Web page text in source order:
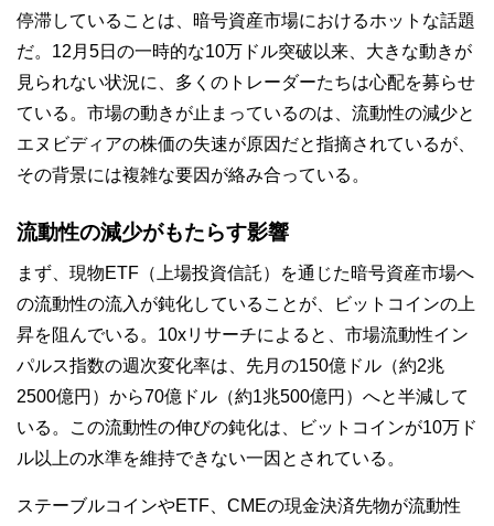
停滞していることは、暗号資産市場におけるホットな話題
だ。12月5日の一時的な10万ドル突破以来、大きな動きが
見られない状況に、多くのトレーダーたちは心配を募らせ
ている。市場の動きが止まっているのは、流動性の減少と
エヌビディアの株価の失速が原因だと指摘されているが、
その背景には複雑な要因が絡み合っている。
流動性の減少がもたらす影響
まず、現物ETF（上場投資信託）を通じた暗号資産市場へ
の流動性の流入が鈍化していることが、ビットコインの上
昇を阻んでいる。10xリサーチによると、市場流動性イン
パルス指数の週次変化率は、先月の150億ドル（約2兆
2500億円）から70億ドル（約1兆500億円）へと半減して
いる。この流動性の伸びの鈍化は、ビットコインが10万ド
ル以上の水準を維持できない一因とされている。
ステーブルコインやETF、CMEの現金決済先物が流動性